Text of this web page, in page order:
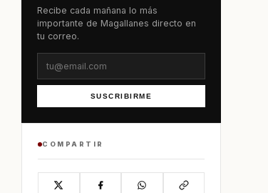
Recibe cada mañana lo más
importante de Magallanes directo en
tu correo.
SUSCRIBIRME
COMPARTIR